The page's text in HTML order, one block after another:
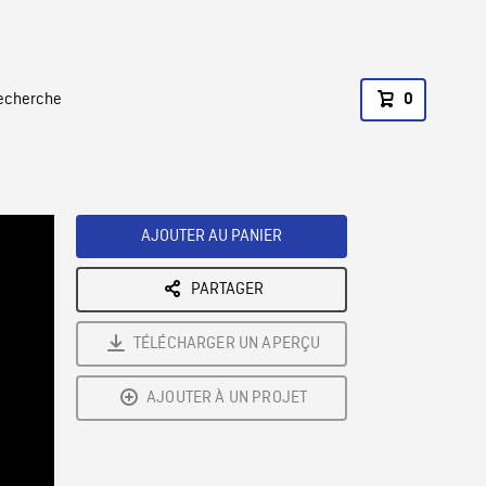
0
AJOUTER AU PANIER
PARTAGER
TÉLÉCHARGER UN APERÇU
AJOUTER À UN PROJET